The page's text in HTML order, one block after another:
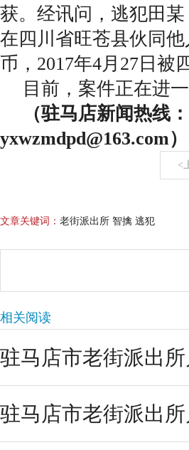
获。经讯问，逃犯田
在四川省旺苍县伙同
币，2017年4月27日被
目前，案件正在进
（驻马店新闻热线
yxwzmdpd@163.com）
<
文章关键词： 老街派出所 智擒 逃犯
相关阅读
驻马店市老街派出
驻马店市老街派出